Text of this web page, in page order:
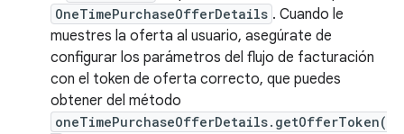
OneTimePurchaseOfferDetails . Cuando le
muestres la oferta al usuario, asegúrate de
configurar los parámetros del flujo de facturación
con el token de oferta correcto, que puedes
obtener del método
oneTimePurchaseOfferDetails.getOfferToken(